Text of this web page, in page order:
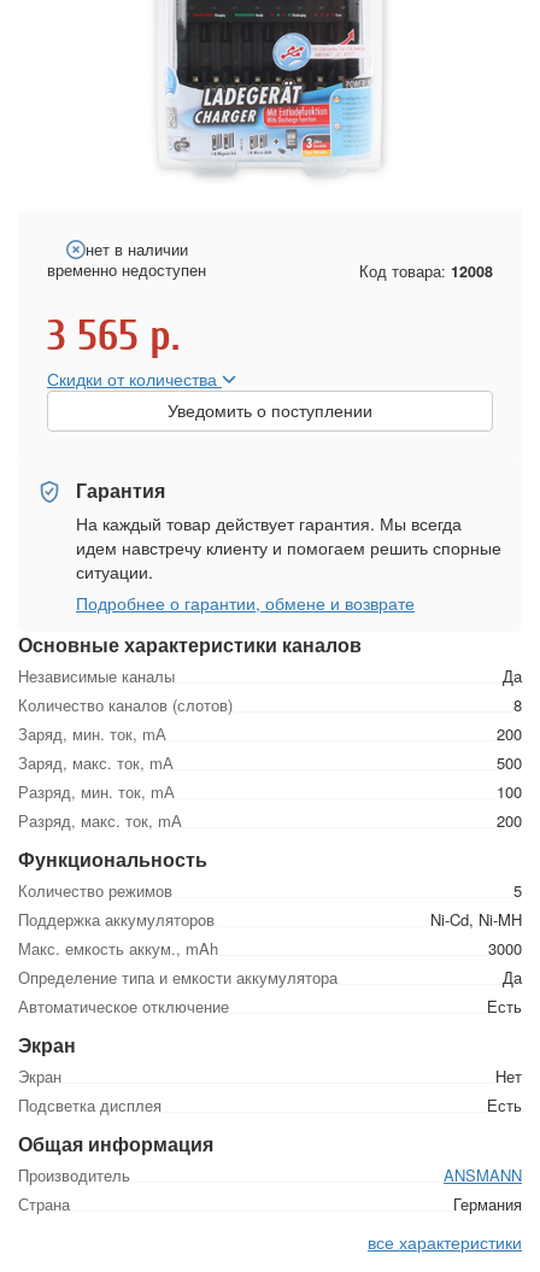
Основные характеристики каналов
Независимые каналы
Да
Количество каналов (слотов)
8
Заряд, мин. ток, mА
200
Заряд, макс. ток, mА
500
Разряд, мин. ток, mА
100
Разряд, макс. ток, mА
200
Функциональность
Количество режимов
5
Поддержка аккумуляторов
Ni-Cd, Ni-MH
Макс. емкость аккум., mAh
3000
Определение типа и емкости аккумулятора
Да
Автоматическое отключение
Есть
Экран
Экран
Нет
Подсветка дисплея
Есть
Общая информация
Производитель
ANSMANN
Страна
Германия
все характеристики
нет в наличии
временно недоступен
Код товара: 12008
3 565 р.
Скидки от количества
Уведомить о поступлении
Гарантия
На каждый товар действует гарантия. Мы всегда
идем навстречу клиенту и помогаем решить спорные
ситуации.
Подробнее о гарантии, обмене и возврате